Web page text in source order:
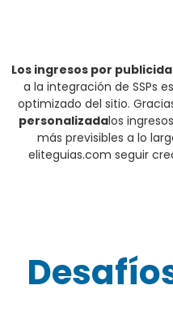
Los ingresos por
a la integración de SSPs
optimizado del sitio.
personalizadalos
más previsibles a lo
eliteguias.com seguir